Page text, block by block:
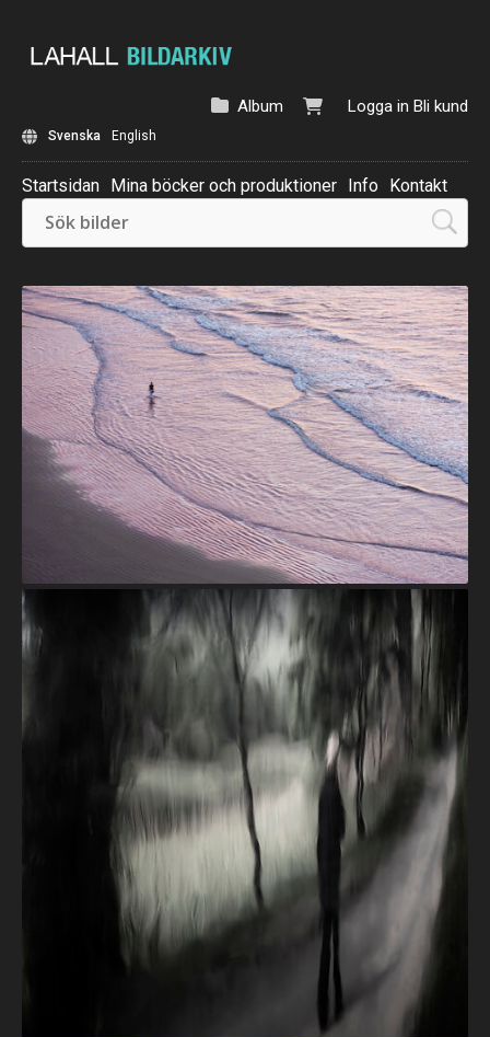
Logga in Bli kund
Album
Svenska English
Startsidan Mina böcker och produktioner Info Kontakt
Beställ: Kalender 2025